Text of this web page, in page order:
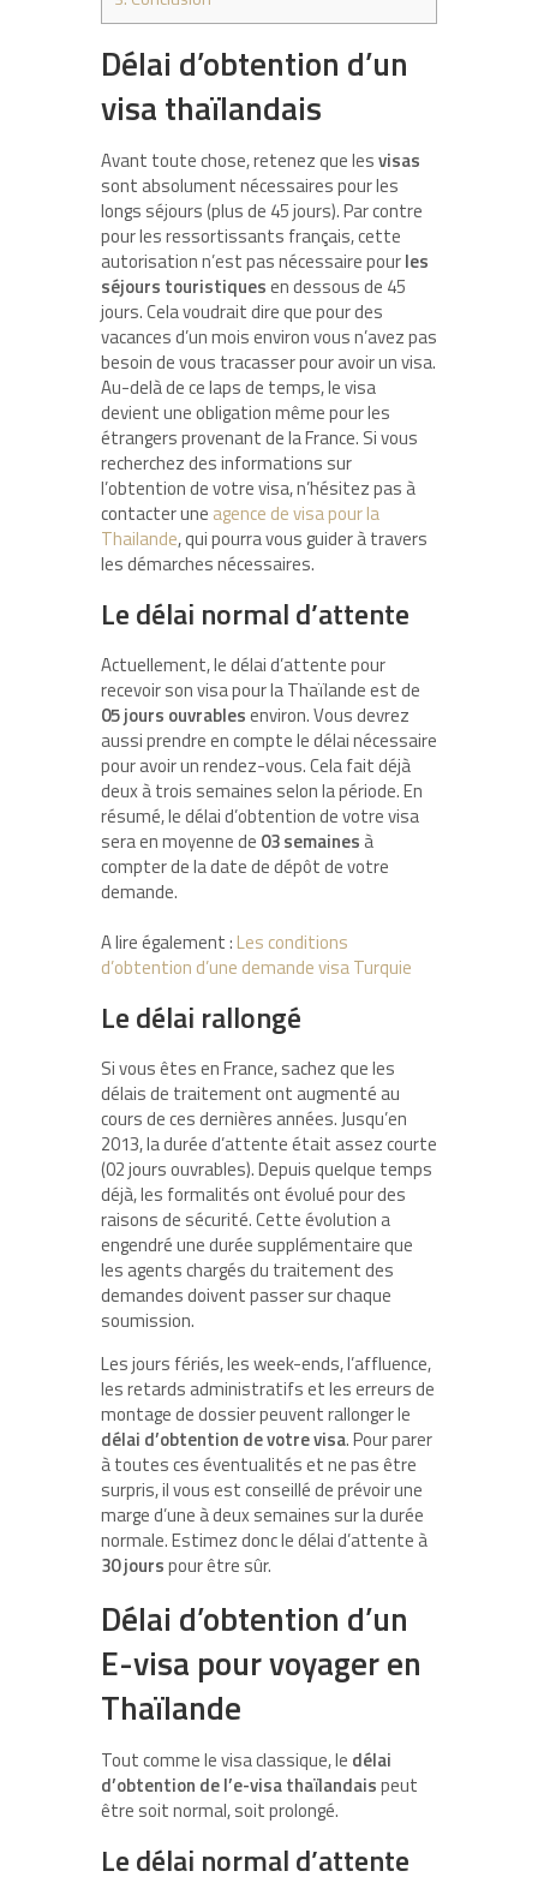
Délai d’obtention d’un
visa thaïlandais
Avant toute chose, retenez que lesvisas
sont absolument nécessaires pour les
longs séjours (plus de 45 jours). Par contre
pour les ressortissants français, cette
autorisation n’est pas nécessaire pourles
séjours touristiquesen dessous de 45
jours. Cela voudrait dire que pour des
vacances d’un mois environ vous n’avez pas
besoin de vous tracasser pour avoir un visa.
Au-delà de ce laps de temps, le visa
devient une obligation même pour les
étrangers provenant de la France. Si vous
recherchez des informations sur
l’obtention de votre visa, n’hésitez pas à
contacter une agence de visa pour la
Thailande, qui pourra vous guider à travers
les démarches nécessaires.
Le délai normal d’attente
Actuellement, le délai d’attente pour
recevoir son visa pour la Thaïlande est de
05 jours ouvrablesenviron. Vous devrez
aussi prendre en compte le délai nécessaire
pour avoir un rendez-vous. Cela fait déjà
deux à trois semaines selon la période. En
résumé, le délai d’obtention de votre visa
sera en moyenne de 03 semaines à
compter de la date de dépôt de votre
demande.
A lire également : Les conditions
d’obtention d’une demande visa Turquie
Le délai rallongé
Si vous êtes en France, sachez que les
délais de traitement ont augmenté au
cours de ces dernières années. Jusqu’en
2013, la durée d’attente était assez courte
(02 jours ouvrables). Depuis quelque temps
déjà, les formalités ont évolué pour des
raisons de sécurité. Cette évolution a
engendré une durée supplémentaire que
les agents chargés du traitement des
demandes doivent passer sur chaque
soumission.
Les jours fériés, les week-ends, l’affluence,
les retards administratifs et les erreurs de
montage de dossier peuvent rallonger le
délai d’obtention de votre visa. Pour parer
à toutes ces éventualités et ne pas être
surpris, il vous est conseillé de prévoir une
marge d’une à deux semaines sur la durée
normale. Estimez donc le délai d’attente à
30 jourspour être sûr.
Délai d’obtention d’un
E-visa pour voyager en
Thaïlande
Tout comme le visa classique, le délai
d’obtention de l’e-visa thaïlandaispeut
être soit normal, soit prolongé.
Le délai normal d’attente